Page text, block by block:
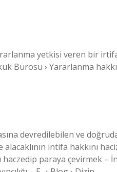
yetkisi veren bir
Bürosu › Yararlanma
devredilebilen ve
intifa hakkını
haczedip paraya çevirmek –